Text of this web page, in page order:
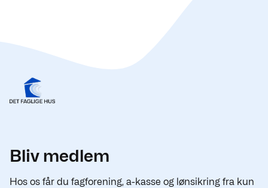
Bliv medlem
Hos os får du fagforening, a-kasse og lønsikring fra kun